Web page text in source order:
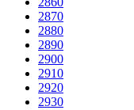
2870
2880
2890
2900
2910
2920
2930